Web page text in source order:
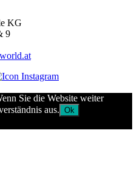
KG
9
Sie die Website weiter
aus. Ok